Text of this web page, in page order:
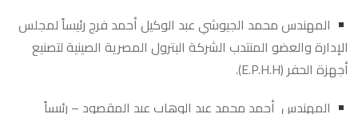
المهندس محمد الجيوشي عبد الوكيل أحمد فرج رئيساً لمجلس
الإدارة والعضو المنتدب الشركة البترول المصرية الصينية لتصنيع
أجهزة الحفر (E.P.H.H).
المهندس أحمد محمد عبد الوهاب عبد المقصود – رئيساً